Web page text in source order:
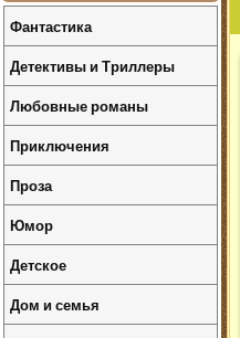
Фантастика
Детективы и Триллеры
Любовные романы
Приключения
Проза
Юмор
Детское
Дом и семья